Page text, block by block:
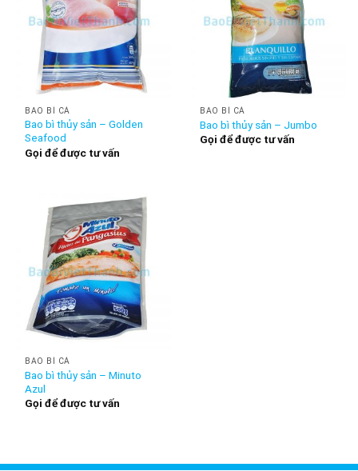
BAO BÌ CÁ
Bao bì thủy sản – Golden
Seafood
Gọi để được tư vấn
BAO BÌ CÁ
Bao bì thủy sản – Jumbo
Gọi để được tư vấn
BAO BÌ CÁ
Bao bì thủy sản – Minuto
Azul
Gọi để được tư vấn